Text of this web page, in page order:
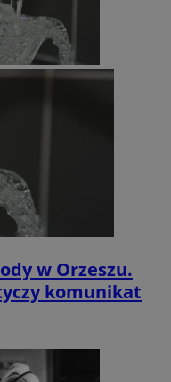
w Orzeszu.
komunikat